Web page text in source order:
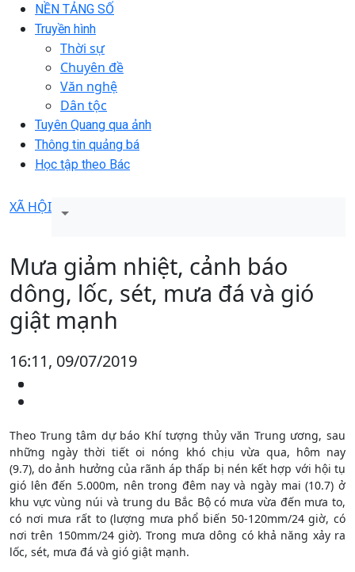
NỀN TẢNG SỐ
Truyền hình
Thời sự
Chuyên đề
Văn nghệ
Dân tộc
Tuyên Quang qua ảnh
Thông tin quảng bá
Học tập theo Bác
XÃ HỘI
Mưa giảm nhiệt, cảnh báo
dông, lốc, sét, mưa đá và gió
giật mạnh
16:11, 09/07/2019
Theo Trung tâm dự báo Khí tượng thủy văn Trung ương, sau
những ngày thời tiết oi nóng khó chịu vừa qua, hôm nay
(9.7), do ảnh hưởng của rãnh áp thấp bị nén kết hợp với hội tụ
gió lên đến 5.000m, nên trong đêm nay và ngày mai (10.7) ở
khu vực vùng núi và trung du Bắc Bộ có mưa vừa đến mưa to,
có nơi mưa rất to (lượng mưa phổ biến 50-120mm/24 giờ, có
nơi trên 150mm/24 giờ). Trong mưa dông có khả năng xảy ra
lốc, sét, mưa đá và gió giật mạnh.